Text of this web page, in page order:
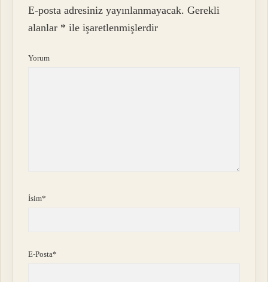
E-posta adresiniz yayınlanmayacak. Gerekli
alanlar * ile işaretlenmişlerdir
Yorum
İsim*
E-Posta*